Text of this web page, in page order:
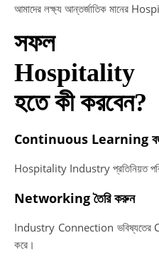
আমাদের লক্ষ্য আন্তর্জাতিক মানের
সফল
Hospitality
হতে কী করবেন?
Continuous Learning
Hospitality Industry প্রতিনিয়ত
Networking তৈরি করুন
Industry Connection ভবিষ্যতের
করে।